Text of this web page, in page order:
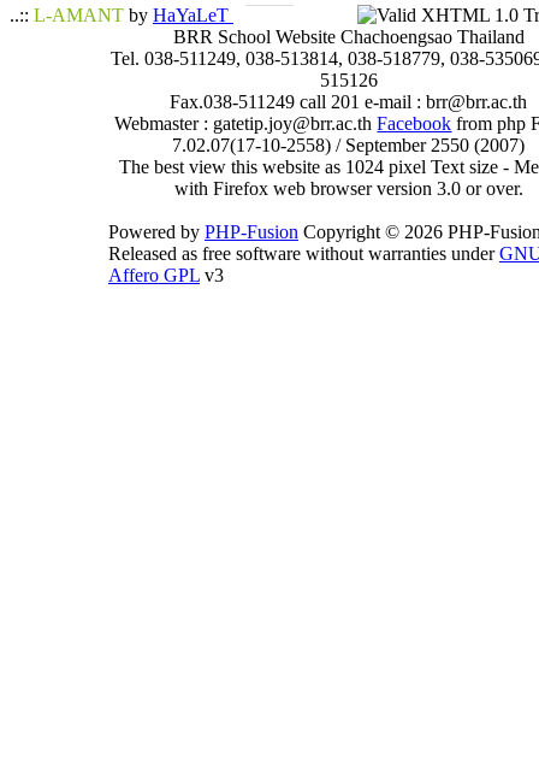
..:: L-AMANT by HaYaLeT
BRR School Website Chachoengsao Thailand
Tel. 038-511249, 038-513814, 038-518779, 038-
515126
Fax.038-511249 call 201 e-mail : brr@brr.ac.th
Webmaster : gatetip.joy@brr.ac.thFacebook from php
7.02.07(17-10-2558) / September 2550 (2007)
The best view this website as 1024 pixel Text size -
with Firefox web browser version 3.0 or over.
Powered by PHP-Fusion Copyright © 2026 PHP-
Released as free software without warranties under
Affero GPL v3